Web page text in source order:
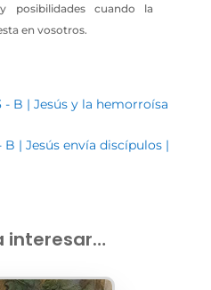
posibilidades cuando la
en vosotros.
B | Jesús y la hemorroísa
| Jesús envía discípulos |
interesar…